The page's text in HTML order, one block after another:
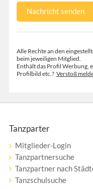
Nachricht senden
Alle Rechte an den
beim jeweiligen Mitglied.
Enthält das Profil Werbung,
Profilbild etc.? Verstoß
Tanzparter
Mitglieder-Login
Tanzpartnersuche
Tanzpartner nach
Tanzschulsuche